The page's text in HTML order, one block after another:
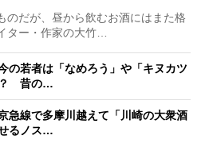
だが、昼から飲むお酒にはまた格
ー・作家の大竹…
の若者は「なめろう」や「キヌカツ
？ 昔の…
急線で多摩川越えて「川崎の大衆酒
るノス…